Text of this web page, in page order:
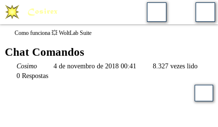
Como funciona 💥 WoltLab Suite
Chat Comandos
Cosimo 4 de novembro de 2018 00:41
8.327 vezes lido
0 Respostas